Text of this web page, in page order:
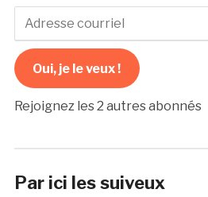
Adresse
Oui, je le veux !
Rejoignez les 2 autres abonnés
Par ici les suiveux